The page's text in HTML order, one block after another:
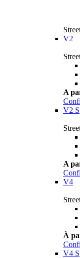
V2
A
V2 S
A
V4
À
V4 S